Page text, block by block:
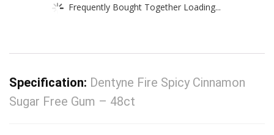
Frequently Bought Together Loading...
Specification: Dentyne Fire Spicy Cinnamon
Sugar Free Gum – 48ct